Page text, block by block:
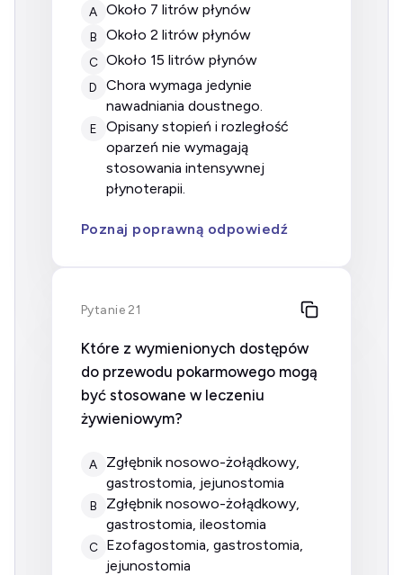
A około 7 litrów płynów
B około 2 litrów płynów
C około 15 litrów płynów
D
chora wymaga jedynie
nawadniania doustnego.
E
opisany stopień i rozległość
oparzeń nie wymagają
stosowania intensywnej
płynoterapii.
Poznaj poprawną odpowiedź
Pytanie 21
Które z wymienionych dostępów
do przewodu pokarmowego mogą
być stosowane w leczeniu
żywieniowym?
A
zgłębnik nosowo-żołądkowy,
gastrostomia, jejunostomia
B
zgłębnik nosowo-żołądkowy,
gastrostomia, ileostomia
C
ezofagostomia, gastrostomia,
jejunostomia